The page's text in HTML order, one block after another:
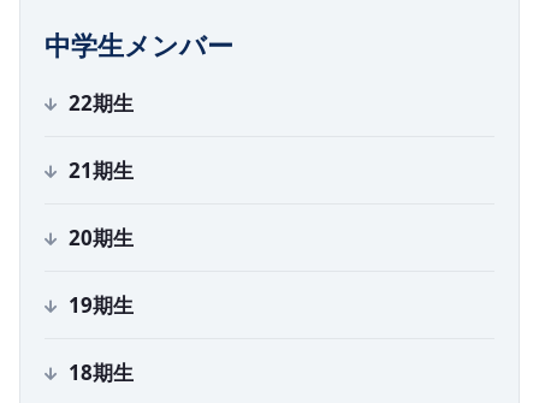
中学生メンバー
22期生
21期生
20期生
19期生
18期生